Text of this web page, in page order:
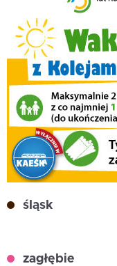
śląsk
zagłębie